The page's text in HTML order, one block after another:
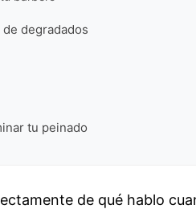
degradados
tu peinado
de qué hablo